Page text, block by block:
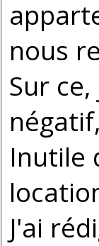
nous
Sur
Inutile
J'ai